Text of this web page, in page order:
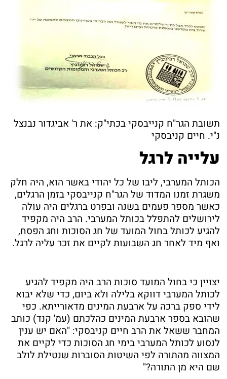
תשובת הגר"ח קנייבסקי בכתי"ק: את ר' אביגדור נבנצל
נ"י. חיים קניבסקי
עלייה לרגל
הכותל המערבי, ליבו של כל יהודי באשר הוא, היה חלק
משגרת זמנו המדוד של הגר"ח קנייבסקי בזמן הרגלים,
כאשר מספר פעמים בשנה ובפרט ברגלים היה עולה
לירושלים להתפלל בכותל המערבי. הרב היה מקפיד
להגיע לכותל בחול המועד של חג הסוכות וחג הפסח,
ואף מיד לאחר חג השבועות לקיים את זכר עליה לרגל.
יצויין כי בחול המועד סוכות הרב היה מקפיד להגיע
לכותל המערבי דווקא בלילה ולא ביום, כדי שלא יבוא
לידי ספק ברכה על ארבעת המינים מדאורייתא. כפי
שהובא בספר ארבעת המינים כהלכתם (עמ' קנד) כותב
המחבר ששאל את הרב חיים קניבסקי: "האם יש ענין
לנסוע לכותל המערבי בימי חג הסוכות כדי לקיים את
המצווה מהתורה לפי השיטות הסוברות שנטילת לולב
שם היא מן התורה?"